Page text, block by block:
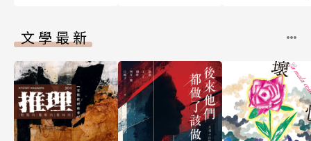
文學最新